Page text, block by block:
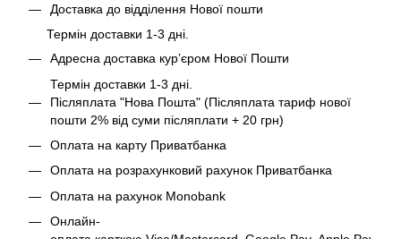
Доставка до відділення Нової пошти
Термін доставки 1-3 дні.
Адресна доставка курʼєром Нової Пошти
Термін доставки 1-3 дні.
Післяплата "Нова Пошта" (Післяплата тариф нової
пошти 2% від суми післяплати + 20 грн)
Оплата на карту Приватбанка
Оплата на розрахунковий рахунок Приватбанка
Оплата на рахунок Monobank
Онлайн-